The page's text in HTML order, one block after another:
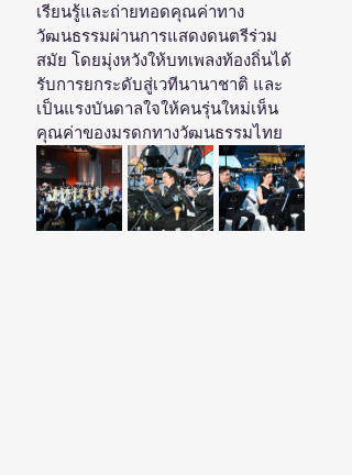
เรียนรู้และถ่ายทอดคุณค่าทาง
วัฒนธรรมผ่านการแสดงดนตรีร่วม
สมัย โดยมุ่งหวังให้บทเพลงท้องถิ่นได้
รับการยกระดับสู่เวทีนานาชาติ และ
เป็นแรงบันดาลใจให้คนรุ่นใหม่เห็น
คุณค่าของมรดกทางวัฒนธรรมไทย